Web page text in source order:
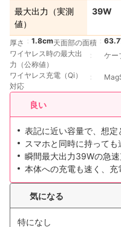
最大出力（実測
値）
39W
厚さ 1.8cm天面部の面積
ワイヤレス時の最大出
力（公称値）
ケー
ワイヤレス充電（Qi）
対応
良い
表記に近い容量で、想
スマホと同時に持っても
瞬間最大出力39Wの急
本体への充電も速く、
気になる
特になし